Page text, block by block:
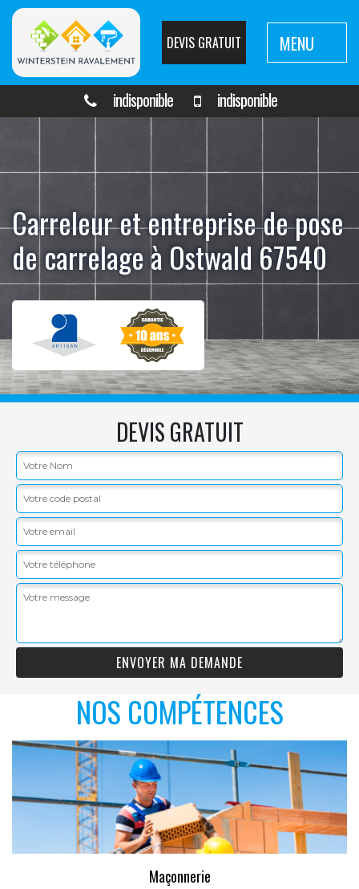
DEVIS GRATUIT MENU
indisponible indisponible
Carreleur et entreprise de pose
de carrelage à Ostwald 67540
DEVIS GRATUIT
NOS COMPÉTENCES
Maçonnerie